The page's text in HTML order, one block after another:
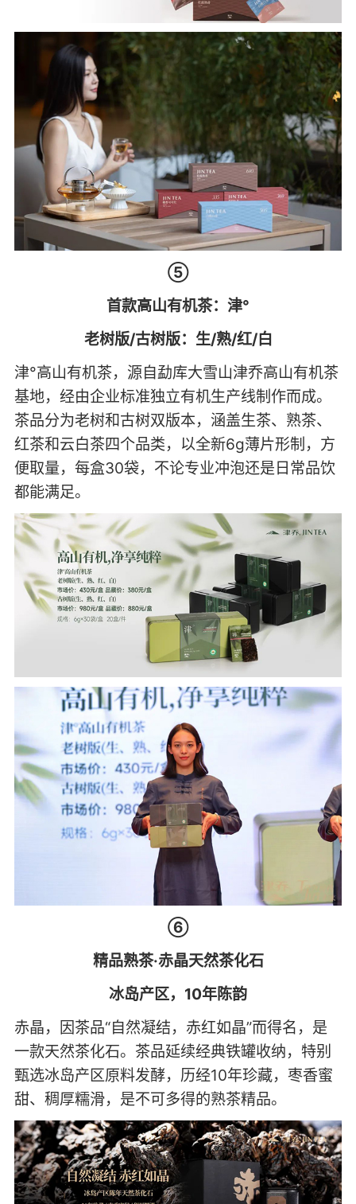
⑤
首款高山有机茶：津°
老树版/古树版：生/熟/红/白
津°高山有机茶，源自勐库大雪山津乔高山有机茶
基地，经由企业标准独立有机生产线制作而成。
茶品分为老树和古树双版本，涵盖生茶、熟茶、
红茶和云白茶四个品类，以全新6g薄片形制，方
便取量，每盒30袋，不论专业冲泡还是日常品饮
都能满足。
⑥
精品熟茶·赤晶天然茶化石
冰岛产区，10年陈韵
赤晶，因茶品“自然凝结，赤红如晶”而得名，是
一款天然茶化石。茶品延续经典铁罐收纳，特别
甄选冰岛产区原料发酵，历经10年珍藏，枣香蜜
甜、稠厚糯滑，是不可多得的熟茶精品。